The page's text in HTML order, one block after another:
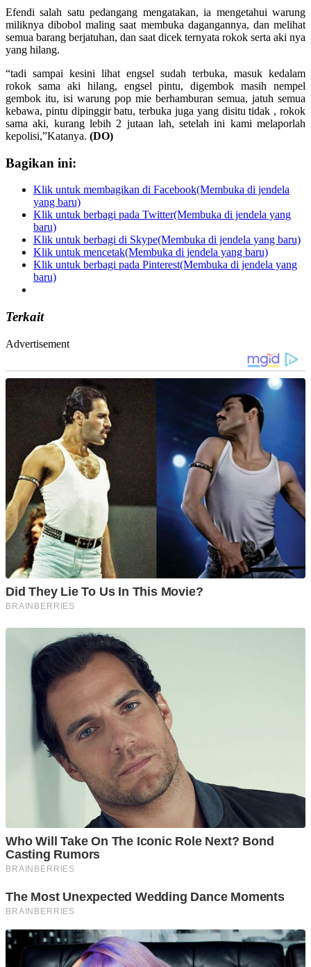
Efendi salah satu pedangang mengatakan, ia mengetahui warung
miliknya dibobol maling saat membuka dagangannya, dan melihat
semua barang berjatuhan, dan saat dicek ternyata rokok serta aki nya
yang hilang.
“tadi sampai kesini lihat engsel sudah terbuka, masuk kedalam
rokok sama aki hilang, engsel pintu, digembok masih nempel
gembok itu, isi warung pop mie berhamburan semua, jatuh semua
kebawa, pintu dipinggir batu, terbuka juga yang disitu tidak , rokok
sama aki, kurang lebih 2 jutaan lah, setelah ini kami melaporlah
kepolisi,”Katanya. (DO)
Bagikan ini:
Klik untuk membagikan di Facebook(Membuka di jendela
yang baru)
Klik untuk berbagi pada Twitter(Membuka di jendela yang
baru)
Klik untuk berbagi di Skype(Membuka di jendela yang baru)
Klik untuk mencetak(Membuka di jendela yang baru)
Klik untuk berbagi pada Pinterest(Membuka di jendela yang
baru)
Terkait
Advertisement